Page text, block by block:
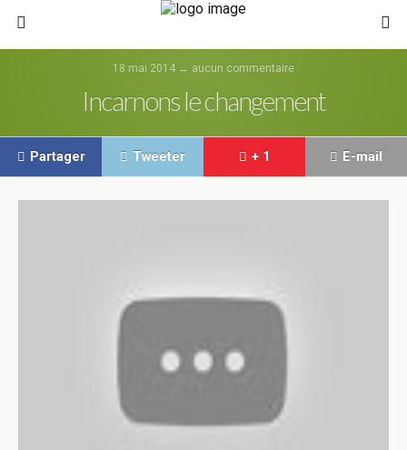
18 mai 2014 ↔ aucun commentaire
Incarnons le changement
Partager Tweeter + 1 E-mail